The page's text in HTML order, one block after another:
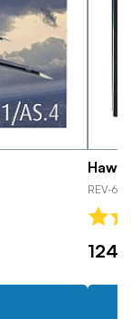
REV-